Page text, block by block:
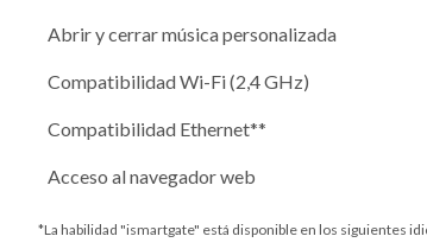
Abrir y cerrar música personalizada
Compatibilidad Wi-Fi (2,4 GHz)
Compatibilidad Ethernet**
Acceso al navegador web
*La habilidad "ismartgate" está disponible en los siguientes